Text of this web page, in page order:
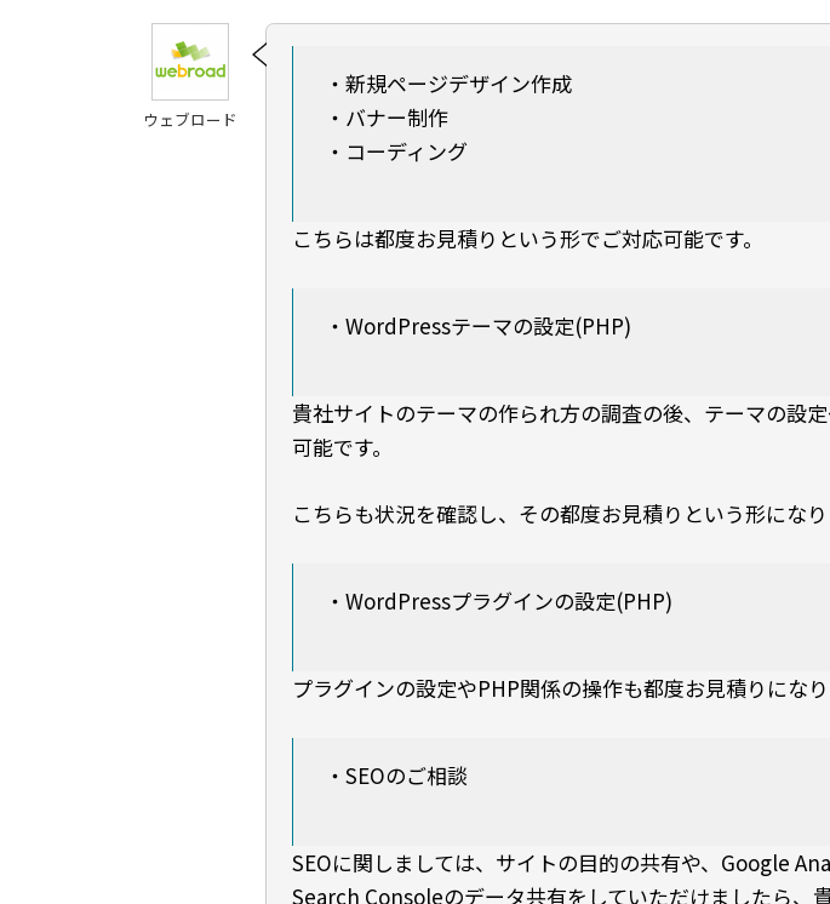
ウェブロード
・新規ページデザイン作成
・バナー制作
・コーディング
こちらは都度お見積りという形でご対応可能です。
・WordPressテーマの設定(PHP)
貴社サイトのテーマの作られ方の調査の後、テーマの設
可能です。
こちらも状況を確認し、その都度お見積りという形になり
・WordPressプラグインの設定(PHP)
プラグインの設定やPHP関係の操作も都度お見積りになり
・SEOのご相談
SEOに関しましては、サイトの目的の共有や、Google
Search Consoleのデータ共有をしていただけましたら、